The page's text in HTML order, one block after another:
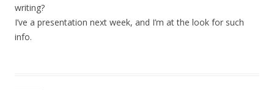
writing?
I’ve a presentation next week, and I’m at the look for such
info.